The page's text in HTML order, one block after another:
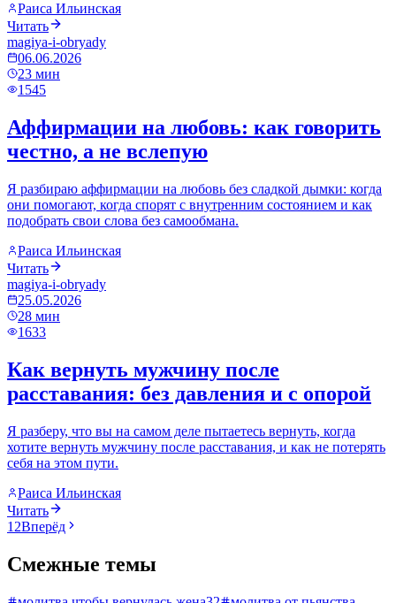
Раиса Ильинская
Читать
magiya-i-obryady
06.06.2026
23 мин
1545
Аффирмации на любовь: как говорить
честно, а не вслепую
Я разбираю аффирмации на любовь без сладкой дымки: когда
они помогают, когда спорят с внутренним состоянием и как
подобрать свои слова без самообмана.
Раиса Ильинская
Читать
magiya-i-obryady
25.05.2026
28 мин
1633
Как вернуть мужчину после
расставания: без давления и с опорой
Я разберу, что вы на самом деле пытаетесь вернуть, когда
хотите вернуть мужчину после расставания, и как не потерять
себя на этом пути.
Раиса Ильинская
Читать
1 2Вперёд
Смежные темы